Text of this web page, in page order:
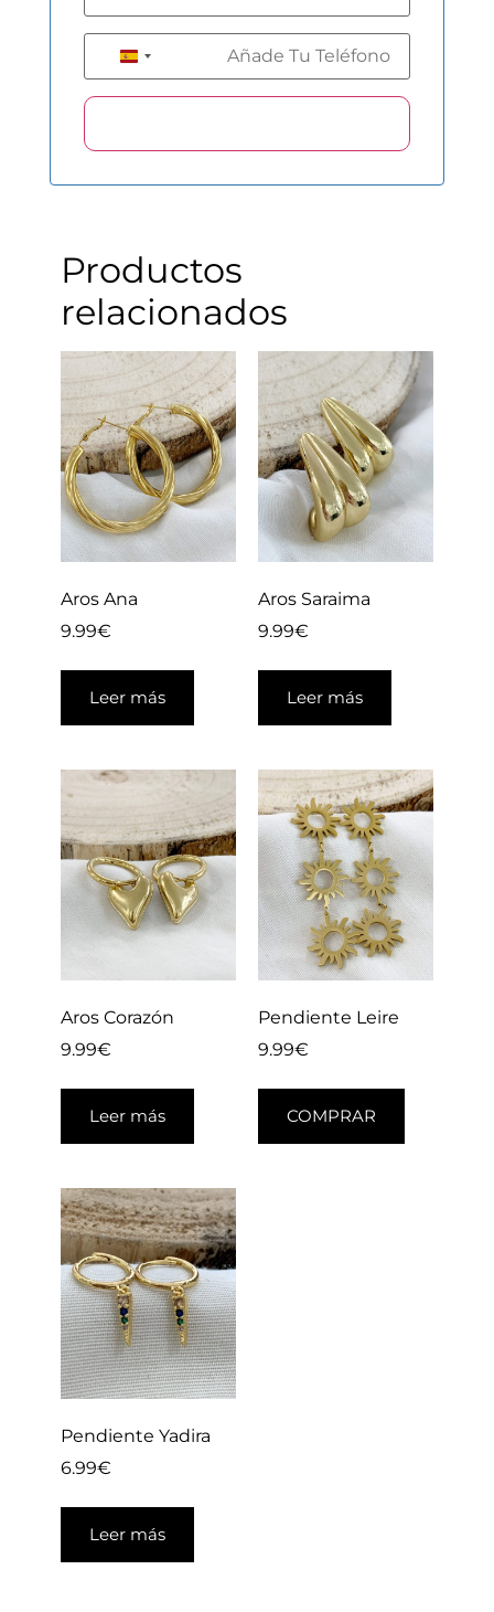
Spain +34
Productos
relacionados
Aros Ana
9.99€
Leer más
Aros Saraima
9.99€
Leer más
Aros Corazón
9.99€
Leer más
Pendiente Leire
9.99€
COMPRAR
Pendiente Yadira
6.99€
Leer más